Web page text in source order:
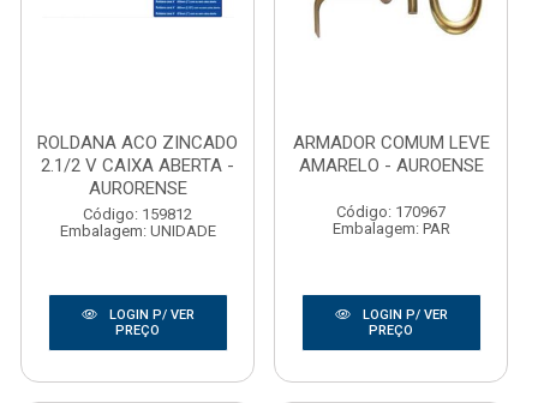
ROLDANA ACO ZINCADO
2.1/2 V CAIXA ABERTA -
AURORENSE
Código: 159812
Embalagem: UNIDADE
LOGIN P/ VER
PREÇO
ARMADOR COMUM LEVE
AMARELO - AUROENSE
Código: 170967
Embalagem: PAR
LOGIN P/ VER
PREÇO